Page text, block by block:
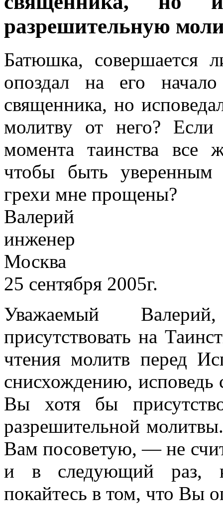
разрешительную
Батюшка, совершается
опоздал на его
священника, но
молитву от него?
момента таинства все
чтобы быть уверенным
грехи мне прощены?
Валерий
инженер
Москва
25 сентября 2005г.
Уважаемый
присутствовать на
чтения молитв перед
снисхождению, исповедь
Вы хотя бы
разрешительной
Вам посоветую, — не
и в следующий раз,
покайтесь в том, что Вы